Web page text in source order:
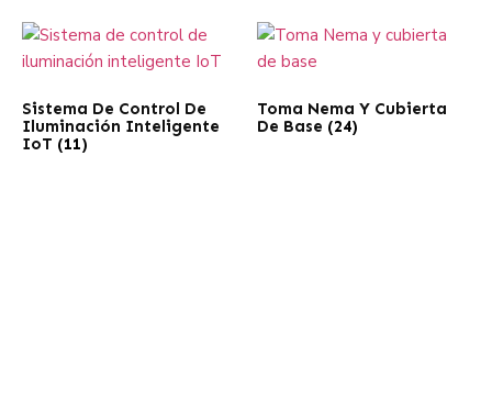
Sistema De Control De
Iluminación Inteligente
IoT (11)
Toma Nema Y Cubierta
De Base (24)